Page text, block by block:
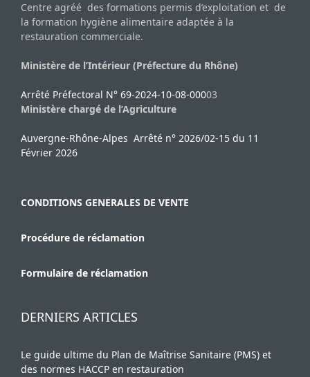
Centre agréé des formations permis d’exploitation et de
la formation hygiène alimentaire adaptée à la
restauration commerciale.
Ministère de l’Intérieur (Préfecture du Rhône)
Arrêté Préfectoral N° 69-2024-10-08-00003
Ministère chargé de l’Agriculture
Auvergne-Rhône-Alpes Arrêté n° 2026/02-15 du 11
Février 2026
CONDITIONS GENERALES DE VENTE
Procédure de réclamation
Formulaire de réclamation
DERNIERS ARTICLES
Le guide ultime du Plan de Maîtrise Sanitaire (PMS) et
des normes HACCP en restauration